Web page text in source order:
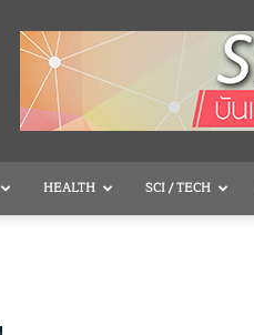
HEALTH SCI / TECH